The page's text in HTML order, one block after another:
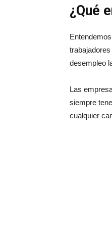
¿Qué
desempleo
Las
siempre
cualquier